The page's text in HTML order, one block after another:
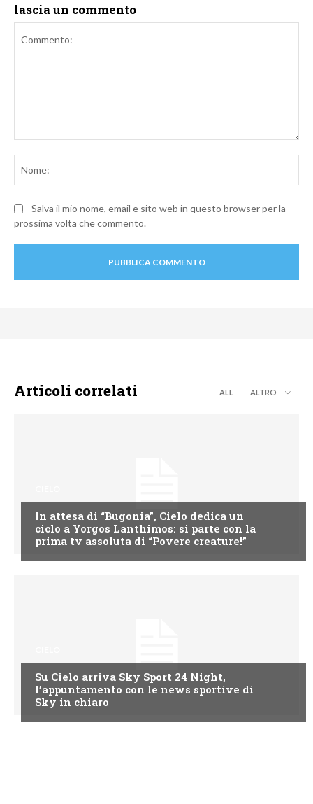
lascia un commento
Salva il mio nome, email e sito web in questo browser per la
prossima volta che commento.
Articoli correlati ALL ALTRO
In attesa di “Bugonia”, Cielo dedica un
ciclo a Yorgos Lanthimos: si parte con la
prima tv assoluta di “Povere creature!”
Su Cielo arriva Sky Sport 24 Night,
l’appuntamento con le news sportive di
Sky in chiaro